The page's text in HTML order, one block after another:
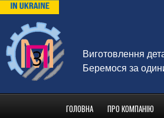
Виготовлення
Беремося за
ГОЛОВНА ПРО КОМПАНІЮ